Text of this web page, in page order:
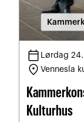
calendar_today Lørdag
location_onVennesla
Kulturhus